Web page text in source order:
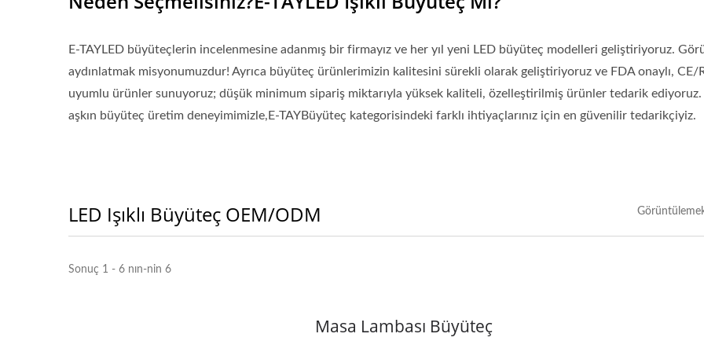
E-TAYLED büyüteçlerin incelenmesine adanmış bir firmayız ve her yıl yeni LED büyüteç modelleri geliştiriyoruz.
aydınlatmak misyonumuzdur! Ayrıca büyüteç ürünlerimizin kalitesini sürekli olarak geliştiriyoruz ve FDA onaylı, CE/
uyumlu ürünler sunuyoruz; düşük minimum sipariş miktarıyla yüksek kaliteli, özelleştirilmiş ürünler tedarik ediyoruz.
aşkın büyüteç üretim deneyimimizle,E-TAYBüyüteç kategorisindeki farklı ihtiyaçlarınız için en güvenilir tedarikçiyiz.
LED Işıklı Büyüteç OEM/ODM
Sonuç 1 - 6 nın-nin 6
Masa Lambası Büyüteç